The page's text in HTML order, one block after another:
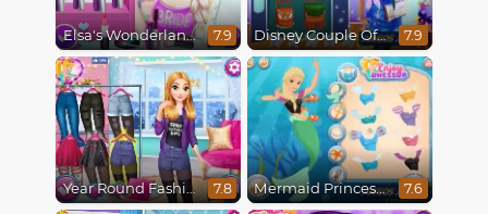
Elsa's Wonderland Wedding 7.9 Disney Couple Of The Year 7.9
Year Round Fashionista Rapunzel 7.8 Mermaid Princesses 7.6